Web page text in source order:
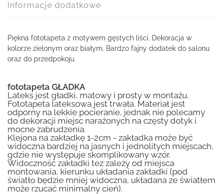
Informacje dodatkowe
Piękna fototapeta z motywem gęstych liści. Dekoracja w
kolorze zielonym oraz białym. Bardzo fajny dodatek do salonu
oraz do przedpokoju.
fototapeta GŁADKA
Lateks jest gładki, matowy i prosty w montażu.
Fototapeta lateksowa jest trwała. Materiał jest
odporny na lekkie pocieranie, jednak nie polecamy
do dekoracji miejsc narażonych na częsty dotyk i
mocne zabrudzenia.
Klejona na zakładkę 1-2cm - zakładka może być
widoczna bardziej na jasnych i jednolitych miejscach,
gdzie nie występuje skomplikowany wzór.
Widoczność zakładki tez zależy od miejsca
montowania, kierunku układania zakładki (pod
światło będzie mniej widoczna, układana ze światłem
może rzucać minimalny cień).